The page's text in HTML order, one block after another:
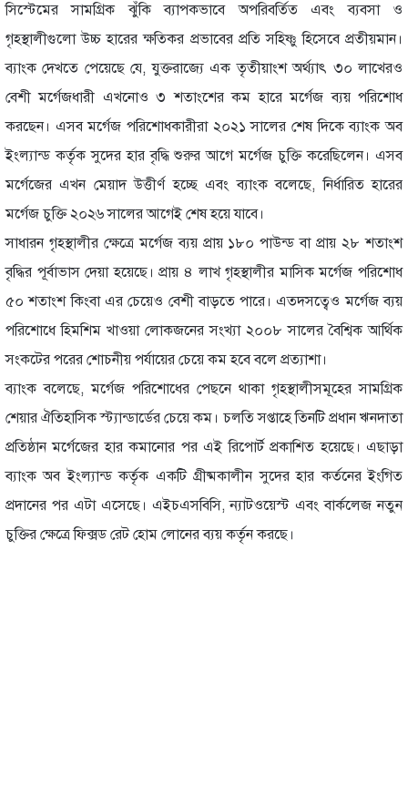
সিস্টেমের সামগ্রিক ঝুঁকি ব্যাপকভাবে অপরিবর্তিত এবং ব্যবসা ও
গৃহস্থালীগুলো উচ্চ হারের ক্ষতিকর প্রভাবের প্রতি সহিষ্ণু হিসেবে প্রতীয়মান।
ব্যাংক দেখতে পেয়েছে যে, যুক্তরাজ্যে এক তৃতীয়াংশ অর্থ্যাৎ ৩০ লাখেরও
বেশী মর্গেজধারী এখনোও ৩ শতাংশের কম হারে মর্গেজ ব্যয় পরিশোধ
করছেন। এসব মর্গেজ পরিশোধকারীরা ২০২১ সালের শেষ দিকে ব্যাংক অব
ইংল্যান্ড কর্তৃক সুদের হার বৃদ্ধি শুরুর আগে মর্গেজ চুক্তি করেছিলেন। এসব
মর্গেজের এখন মেয়াদ উত্তীর্ণ হচ্ছে এবং ব্যাংক বলেছে, নির্ধারিত হারের
মর্গেজ চুক্তি ২০২৬ সালের আগেই শেষ হয়ে যাবে।
সাধারন গৃহস্থালীর ক্ষেত্রে মর্গেজ ব্যয় প্রায় ১৮০ পাউন্ড বা প্রায় ২৮ শতাংশ
বৃদ্ধির পূর্বাভাস দেয়া হয়েছে। প্রায় ৪ লাখ গৃহস্থালীর মাসিক মর্গেজ পরিশোধ
৫০ শতাংশ কিংবা এর চেয়েও বেশী বাড়তে পারে। এতদসত্বেও মর্গেজ ব্যয়
পরিশোধে হিমশিম খাওয়া লোকজনের সংখ্যা ২০০৮ সালের বৈশ্বিক আর্থিক
সংকটের পরের শোচনীয় পর্যায়ের চেয়ে কম হবে বলে প্রত্যাশা।
ব্যাংক বলেছে, মর্গেজ পরিশোধের পেছনে থাকা গৃহস্থালীসমূহের সামগ্রিক
শেয়ার ঐতিহাসিক স্ট্যান্ডার্ডের চেয়ে কম। চলতি সপ্তাহে তিনটি প্রধান ঋনদাতা
প্রতিষ্ঠান মর্গেজের হার কমানোর পর এই রিপোর্ট প্রকাশিত হয়েছে। এছাড়া
ব্যাংক অব ইংল্যান্ড কর্তৃক একটি গ্রীষ্মকালীন সুদের হার কর্তনের ইংগিত
প্রদানের পর এটা এসেছে। এইচএসবিসি, ন্যাটওয়েস্ট এবং বার্কলেজ নতুন
চুক্তির ক্ষেত্রে ফিক্সড রেট হোম লোনের ব্যয় কর্তৃন করছে।